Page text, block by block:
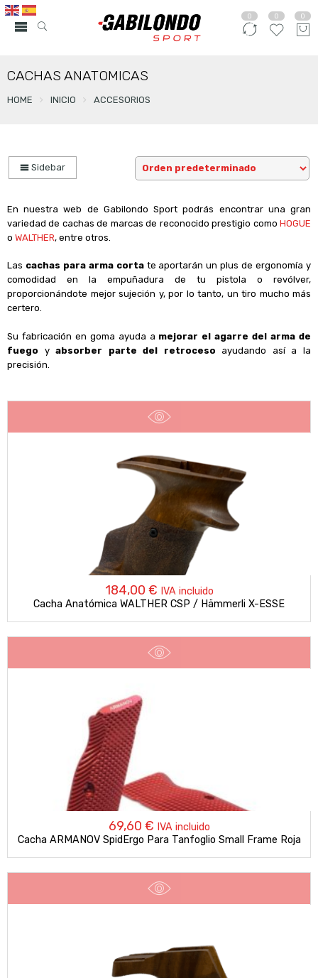
0 0 0
CACHAS ANATOMICAS
HOME INICIO ACCESORIOS
Sidebar
En nuestra web de Gabilondo Sport podrás encontrar una gran
variedad de cachas de marcas de reconocido prestigio comoHOGUE
o WALTHER, entre otros.
Las cachas para arma cortate aportarán un plus de ergonomía y
comodidad en la empuñadura de tu pistola o revólver,
proporcionándote mejor sujeción y, por lo tanto, un tiro mucho más
certero.
Su fabricación en goma ayuda a mejorar el agarre del arma de
fuego yabsorber parte del retroceso ayudando así a la
precisión.
184,00 € IVA incluido
Cacha Anatómica WALTHER CSP / Hämmerli X-ESSE
69,60 € IVA incluido
Cacha ARMANOV SpidErgo Para Tanfoglio Small Frame Roja